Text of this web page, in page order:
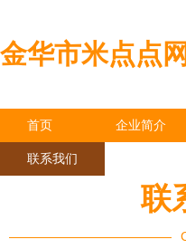
金华市米点点
首页 企业简介
联系我们
联